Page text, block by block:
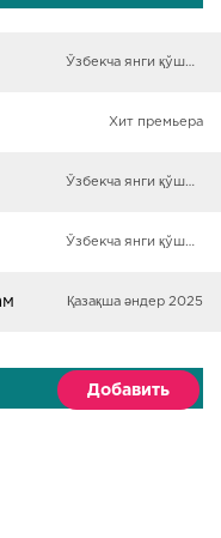
Ўзбекча янги қўшиқлар
Хит премьера
Ўзбекча янги қўшиқлар
Ўзбекча янги қўшиқлар
Қазақша әндер 2025
Добавить